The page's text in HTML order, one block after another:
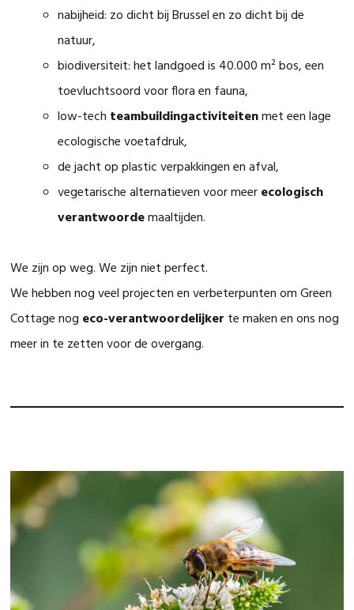
nabijheid: zo dicht bij Brussel en zo dicht bij de
natuur,
biodiversiteit: het landgoed is 40.000 m² bos, een
toevluchtsoord voor flora en fauna,
low-tech teambuildingactiviteitenmet een lage
ecologische voetafdruk,
de jacht op plastic verpakkingen en afval,
vegetarische alternatieven voor meerecologisch
verantwoordemaaltijden.
We zijn op weg. We zijn niet perfect.
We hebben nog veel projecten en verbeterpunten om Green
Cottage nog eco-verantwoordelijker te maken en ons nog
meer in te zetten voor de overgang.